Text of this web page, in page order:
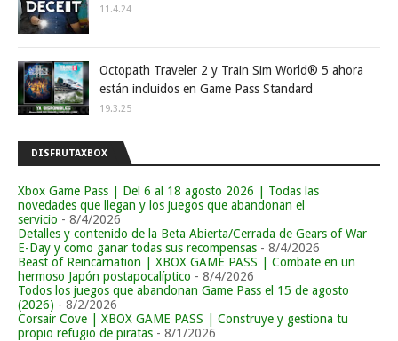
11.4.24
Octopath Traveler 2 y Train Sim World® 5 ahora
están incluidos en Game Pass Standard
19.3.25
DISFRUTAXBOX
Xbox Game Pass | Del 6 al 18 agosto 2026 | Todas las
novedades que llegan y los juegos que abandonan el
servicio - 8/4/2026
Detalles y contenido de la Beta Abierta/Cerrada de Gears of War
E-Day y como ganar todas sus recompensas - 8/4/2026
Beast of Reincarnation | XBOX GAME PASS | Combate en un
hermoso Japón postapocalíptico - 8/4/2026
Todos los juegos que abandonan Game Pass el 15 de agosto
(2026) - 8/2/2026
Corsair Cove | XBOX GAME PASS | Construye y gestiona tu
propio refugio de piratas - 8/1/2026